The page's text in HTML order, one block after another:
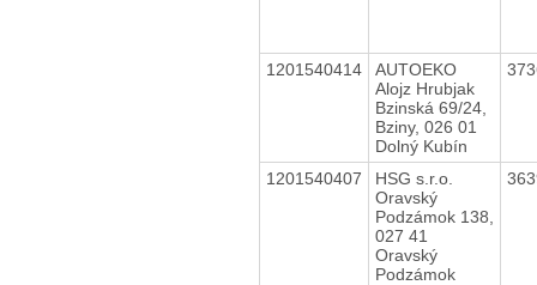
1201540414
AUTOEKO
Alojz Hrubjak
Bzinská 69/24,
Bziny, 026 01
Dolný Kubín
1201540407
HSG s.r.o.
Oravský
Podzámok 138,
027 41
Oravský
Podzámok